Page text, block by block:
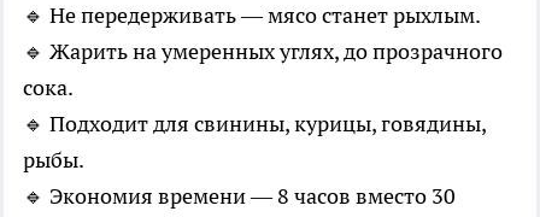
🔹 Не передерживать — мясо станет рыхлым.
🔹 Жарить на умеренных углях, до прозрачного
сока.
🔹 Подходит для свинины, курицы, говядины,
рыбы.
🔹 Экономия времени — 8 часов вместо 30